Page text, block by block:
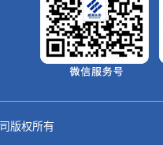
版权所有